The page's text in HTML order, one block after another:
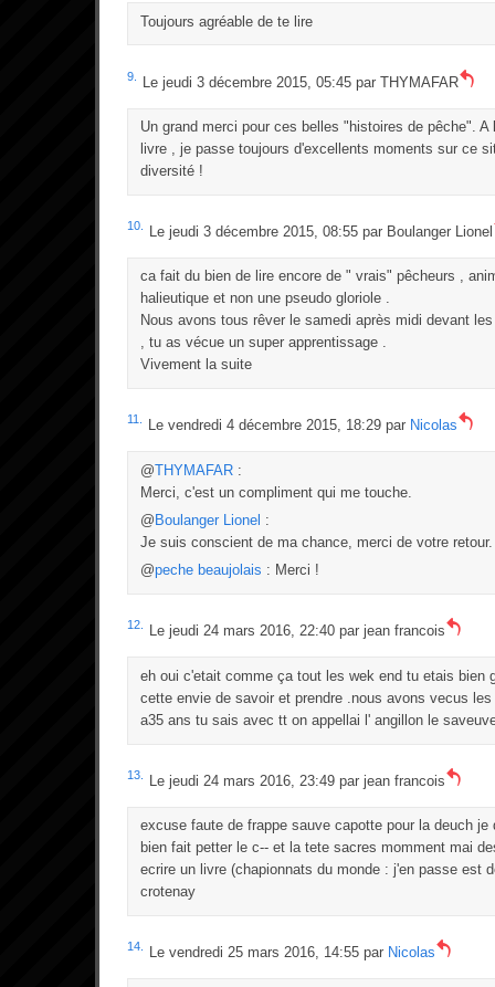
Toujours agréable de te lire
9. Le jeudi 3 décembre 2015, 05:45 par THYMAFAR
Un grand merci pour ces belles "histoires de pêche". A
livre , je passe toujours d'excellents moments sur ce
diversité !
10. Le jeudi 3 décembre 2015, 08:55 par Boulanger Lionel
ca fait du bien de lire encore de " vrais" pêcheurs ,
halieutique et non une pseudo gloriole .
Nous avons tous rêver le samedi après midi devant
, tu as vécue un super apprentissage .
Vivement la suite
11. Le vendredi 4 décembre 2015, 18:29 par Nicolas
@THYMAFAR:
Merci, c'est un compliment qui me touche.
@ Boulanger Lionel :
Je suis conscient de ma chance, merci de votre retour.
@peche beaujolais : Merci !
12. Le jeudi 24 mars 2016, 22:40 par jean francois
eh oui c'etait comme ça tout les wek end tu etais bien
cette envie de savoir et prendre .nous avons vecus
a35 ans tu sais avec tt on appellai l' angillon le
13. Le jeudi 24 mars 2016, 23:49 par jean francois
excuse faute de frappe sauve capotte pour la deuch
bien fait petter le c-- et la tete sacres momment mai
ecrire un livre (chapionnats du monde : j'en passe est
crotenay
14. Le vendredi 25 mars 2016, 14:55 par Nicolas